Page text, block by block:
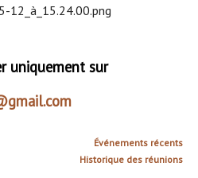
uniquement sur
Événements récents
Historique des réunions